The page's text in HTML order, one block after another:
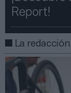
Report!​​
La